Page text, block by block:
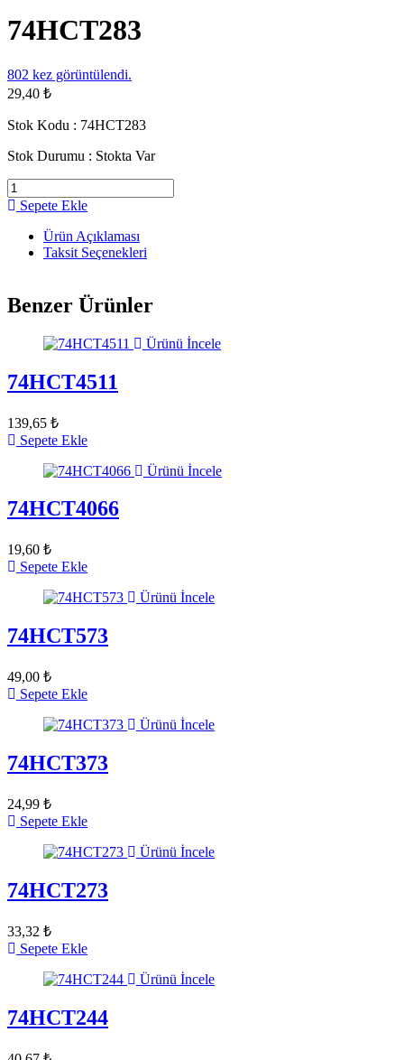
74HCT283
802 kez görüntülendi.
29,40 ₺
Stok Kodu : 74HCT283
Stok Durumu : Stokta Var
Sepete Ekle
Ürün Açıklaması
Taksit Seçenekleri
Benzer Ürünler
Ürünü İncele
74HCT4511
139,65 ₺
Sepete Ekle
Ürünü İncele
74HCT4066
19,60 ₺
Sepete Ekle
Ürünü İncele
74HCT573
49,00 ₺
Sepete Ekle
Ürünü İncele
74HCT373
24,99 ₺
Sepete Ekle
Ürünü İncele
74HCT273
33,32 ₺
Sepete Ekle
Ürünü İncele
74HCT244